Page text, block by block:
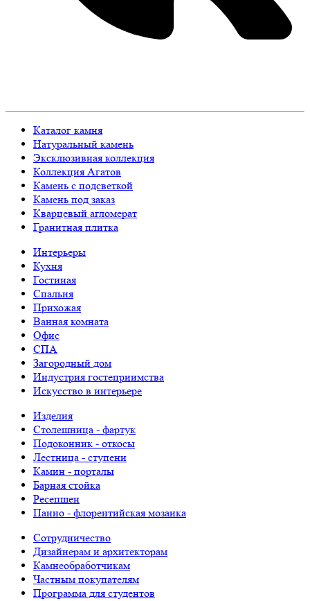
Каталог камня
Натуральный камень
Эксклюзивная коллекция
Коллекция Агатов
Камень с подсветкой
Камень под заказ
Кварцевый агломерат
Гранитная плитка
Интерьеры
Кухня
Гостиная
Спальня
Прихожая
Ванная комната
Офис
СПА
Загородный дом
Индустрия гостеприимства
Искусство в интерьере
Изделия
Столешница - фартук
Подоконник - откосы
Лестница - ступени
Камин - порталы
Барная стойка
Ресепшен
Панно - флорентийская мозаика
Сотрудничество
Дизайнерам и архитекторам
Камнеобработчикам
Частным покупателям
Программа для студентов